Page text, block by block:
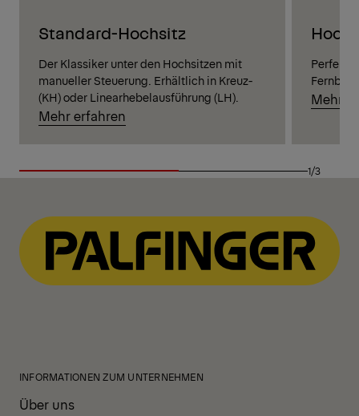
Standard-Hochsitz
Der Klassiker unter den Hochsitzen mit
manueller Steuerung. Erhältlich in Kreuz-
(KH) oder Linearhebelausführung (LH).
Mehr erfahren
Mehr
1/3
INFORMATIONEN ZUM UNTERNEHMEN
Über uns